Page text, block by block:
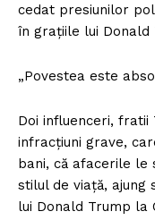
cedat presiunilor
în grațiile lui Donald
„Povestea este
Doi influenceri, fratii
infracțiuni grave,
bani, că afacerile le
stilul de viață, ajung
lui Donald Trump la